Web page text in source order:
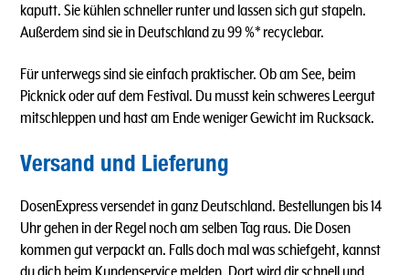
kaputt. Sie kühlen schneller runter und lassen sich gut stapeln.
Außerdem sind sie in Deutschland zu 99 %* recyclebar.
Für unterwegs sind sie einfach praktischer. Ob am See, beim
Picknick oder auf dem Festival. Du musst kein schweres Leergut
mitschleppen und hast am Ende weniger Gewicht im Rucksack.
Versand und Lieferung
DosenExpress versendet in ganz Deutschland. Bestellungen bis 14
Uhr gehen in der Regel noch am selben Tag raus. Die Dosen
kommen gut verpackt an. Falls doch mal was schiefgeht, kannst